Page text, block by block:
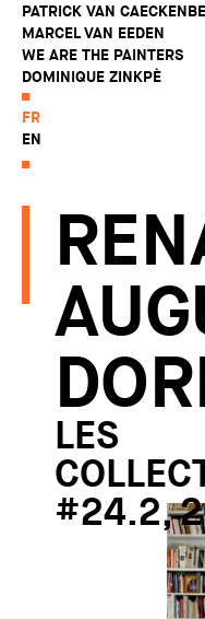
PATRICK VAN
MARCEL VAN EEDEN
WE ARE THE PAINTERS
DOMINIQUE ZINKPÈ
FR
EN
LES
#24.2,